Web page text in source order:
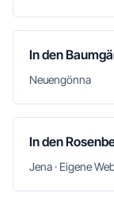
In den
Neuengönna
In den
Jena · Eigene